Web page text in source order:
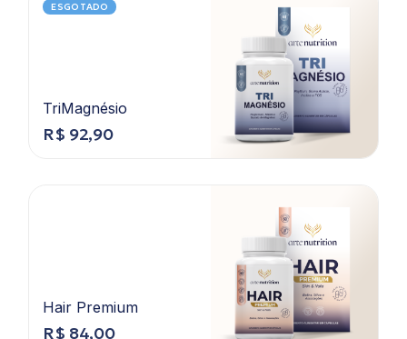
ESGOTADO
TriMagnésio
R$ 92,90
Hair Premium
R$ 84,00